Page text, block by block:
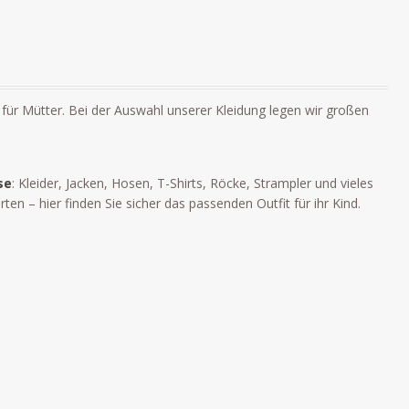
Mütter. Bei der Auswahl unserer Kleidung legen wir großen
: Kleider, Jacken, Hosen, T-Shirts, Röcke, Strampler und vieles
– hier finden Sie sicher das passenden Outfit für ihr Kind.